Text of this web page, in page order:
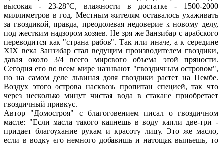
высокая - 23-28°С, влажности в достатке - 1500-2000
миллиметров в год. Местным жителям оставалось ухаживать
за гвоздикой, правда, преодолевая недоверие к новому делу,
под жестким надзором хозяев. Не зря же Занзибар с арабского
переводится как "страна рабов". Так или иначе, а к середине
XIX века Занзибар стал ведущим производителем гвоздики,
давая около 3/4 всего мирового объема этой пряности.
Сегодня его во всем мире называют "гвоздичным островом",
но на самом деле львиная доля гвоздики растет на Пембе.
Воздух этого острова насквозь пропитан специей, так что
через несколько минут чистая вода в стакане приобретает
гвоздичный привкус.
Автор "Домостроя" с благоговением писал о гвоздичном
масле: "Если масла такого капнешь в воду капли две-три -
придает благоухание рукам и красоту лицу. Это же масло,
если в водку его немного добавишь и натощак выпьешь, то